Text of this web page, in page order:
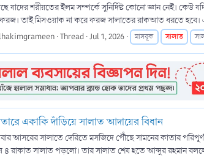
যাদের শরীয়তের ইলম সম্পর্কে সুনির্দিষ্ট কোনো জ্ঞান নেই।
তাই মিসওয়াক না করে ফরজ সালাতের রাকআত ধরতে
Thread Jul 1, 2026 মাসবূক সালাত
একাকি দাঁড়িয়ে সালাত আদায়ের বিধান
আসরের সালাতে দেরিতে মসজিদে পৌঁছে সামনের কাতার
৪ রাকাত সালাত পড়লো। তার সালাত শেষ হতে আব্দুর রহমান